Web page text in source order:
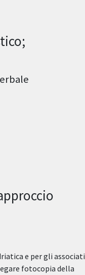
e per gli associati
fotocopia della